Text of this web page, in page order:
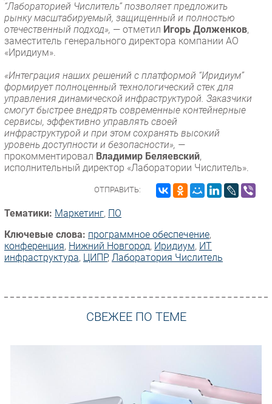
“Лабораторией Числитель” позволяет предложить
рынку масштабируемый, защищенный и полностью
отечественный подход», — отметил Игорь Долженков,
заместитель генерального директора компании АО
«Иридиум».
«Интеграция наших решений с платформой “Иридиум”
формирует полноценный технологический стек для
управления динамической инфраструктурой. Заказчики
смогут быстрее внедрять современные контейнерные
сервисы, эффективно управлять своей
инфраструктурой и при этом сохранять высокий
уровень доступности и безопасности», —
прокомментировал Владимир Беляевский,
исполнительный директор «Лаборатории Числитель».
ОТПРАВИТЬ:
Тематики: Маркетинг, ПО
Ключевые слова: программное обеспечение,
конференция, Нижний Новгород, Иридиум, ИТ
инфраструктура, ЦИПР, Лаборатория Числитель
СВЕЖЕЕ ПО ТЕМЕ